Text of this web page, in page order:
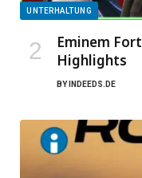
UNTERHALTUNG
Eminem
Highlights
BY INDEEDS.DE